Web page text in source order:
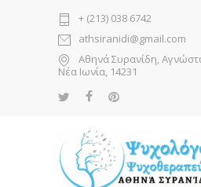
+ (213) 038 6742
athsiranidi@gmail.com
Αθηνά Συρανίδη,
Νέα Ιωνία, 14231